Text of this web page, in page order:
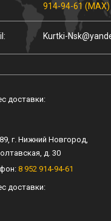
914-94-61 (MAX)
Kurtki-
доставки:
, г. Нижний Новгород
д. 30
8 952 914-94-61
доставки: